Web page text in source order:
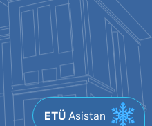
ETÜ Asistan